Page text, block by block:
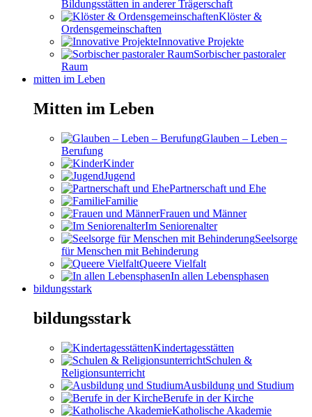
Bildungsstätten in anderer Trägerschaft
Klöster &
Ordensgemeinschaften
Innovative Projekte
Sorbischer pastoraler
Raum
mitten im Leben
Mitten im Leben
Glauben – Leben –
Berufung
Kinder
Jugend
Partnerschaft und Ehe
Familie
Frauen und Männer
Im Seniorenalter
Seelsorge
für Menschen mit Behinderung
Queere Vielfalt
In allen Lebensphasen
bildungsstark
bildungsstark
Kindertagesstätten
Schulen &
Religionsunterricht
Ausbildung und Studium
Berufe in der Kirche
Katholische Akademie